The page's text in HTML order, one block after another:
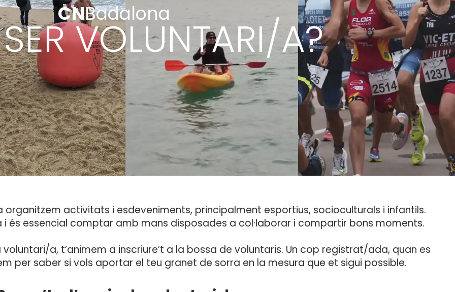
CNBadalona
VOLUNTARI/A?
organitzem activitats i esdeveniments, principalment esportius, socioculturals i infantils.
és essencial comptar amb mans disposades a col·laborar i compartir bons moments.
a, t’animem a inscriure’t a la bossa de voluntaris. Un cop registrat/ada, quan es
per saber si vols aportar el teu granet de sorra en la mesura que et sigui possible.